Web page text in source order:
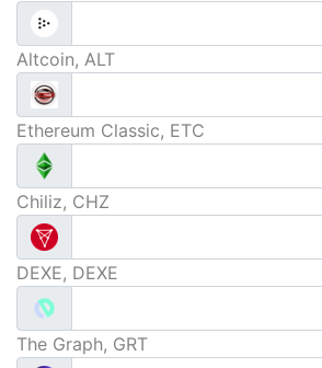
Altcoin, ALT
Ethereum Classic, ETC
Chiliz, CHZ
DEXE, DEXE
The Graph, GRT